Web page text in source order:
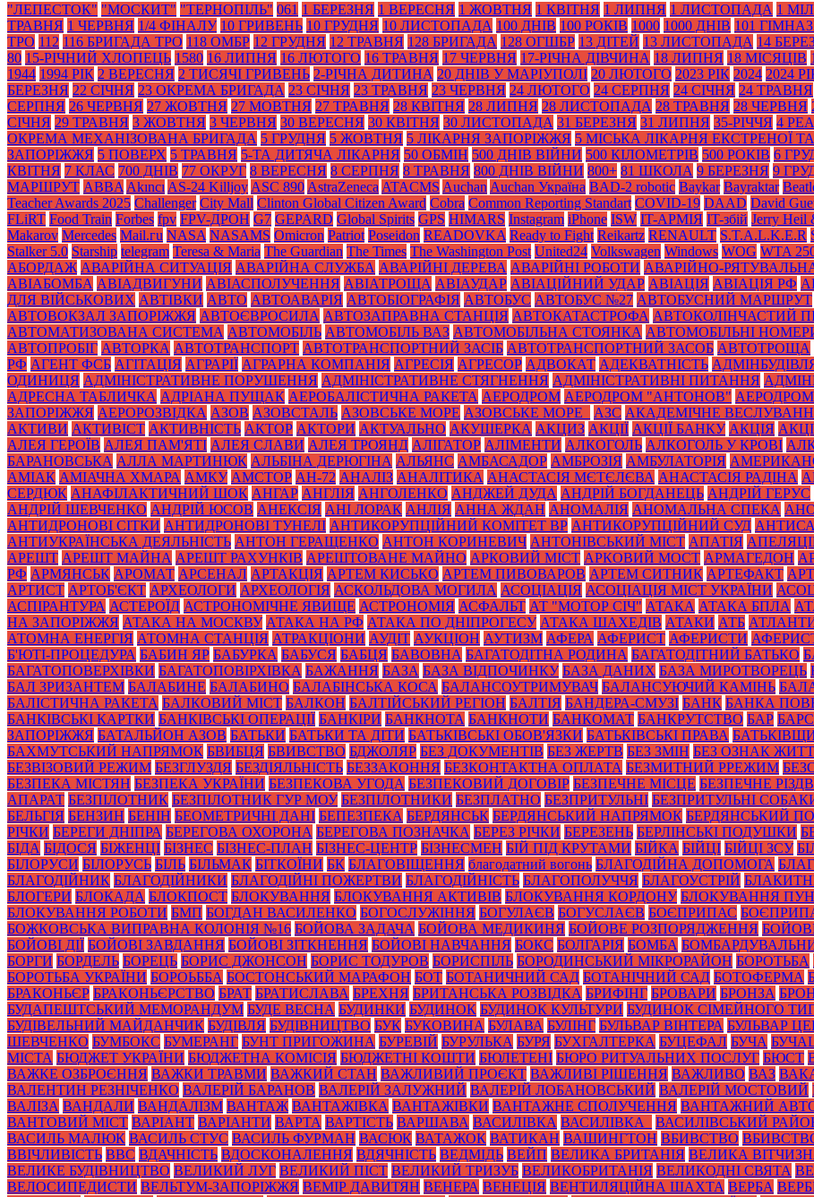
"ЛЕПЕСТОК" "МОСКИТ" "ТЕРНОПІЛЬ" 061 1 БЕРЕЗНЯ 1 ВЕРЕСНЯ 1 ЖОВТНЯ 1 КВІТНЯ 1 ЛИПНЯ 1 ЛИСТОПАДА 1
ТРАВНЯ 1 ЧЕРВНЯ 1/4 ФІНАЛУ 10 ГРИВЕНЬ 10 ГРУДНЯ 10 ЛИСТОПАДА 100 ДНІВ 100 РОКІВ 1000 1000 ДНІВ 101
ТРО 112 116 БРИГАДА ТРО 118 ОМБР 12 ГРУДНЯ 12 ТРАВНЯ 128 БРИГАДА 128 ОГШБР 13 ДІТЕЙ 13 ЛИСТОПАДА 14
80 15-РІЧНИЙ ХЛОПЕЦЬ 1580 16 ЛИПНЯ 16 ЛЮТОГО 16 ТРАВНЯ 17 ЧЕРВНЯ 17-РІЧНА ДІВЧИНА 18 ЛИПНЯ 18 МІСЯЦІВ
1944 1994 РІК 2 ВЕРЕСНЯ 2 ТИСЯЧІ ГРИВЕНЬ 2-РІЧНА ДИТИНА 20 ДНІВ У МАРІУПОЛІ 20 ЛЮТОГО 2023 РІК 2024 2024
БЕРЕЗНЯ 22 СІЧНЯ 23 ОКРЕМА БРИГАДА 23 СІЧНЯ 23 ТРАВНЯ 23 ЧЕРВНЯ 24 ЛЮТОГО 24 СЕРПНЯ 24 СІЧНЯ 24 ТРАВНЯ
СЕРПНЯ 26 ЧЕРВНЯ 27 ЖОВТНЯ 27 МОВТНЯ 27 ТРАВНЯ 28 КВІТНЯ 28 ЛИПНЯ 28 ЛИСТОПАДА 28 ТРАВНЯ 28 ЧЕРВНЯ
СІЧНЯ 29 ТРАВНЯ 3 ЖОВТНЯ 3 ЧЕРВНЯ 30 ВЕРЕСНЯ 30 КВІТНЯ 30 ЛИСТОПАДА 31 БЕРЕЗНЯ 31 ЛИПНЯ 35-РІЧЧЯ 4
ОКРЕМА МЕХАНІЗОВАНА БРИГАДА 5 ГРУДНЯ 5 ЖОВТНЯ 5 ЛІКАРНЯ ЗАПОРІЖЖЯ 5 МІСЬКА ЛІКАРНЯ ЕКСТРЕНОЇ
ЗАПОРІЖЖЯ 5 ПОВЕРХ 5 ТРАВНЯ 5-ТА ДИТЯЧА ЛІКАРНЯ 50 ОБМІН 500 ДНІВ ВІЙНИ 500 КІЛОМЕТРІВ 500 РОКІВ 6
КВІТНЯ 7 КЛАС 700 ДНІВ 77 ОКРУГ 8 ВЕРЕСНЯ 8 СЕРПНЯ 8 ТРАВНЯ 800 ДНІВ ВІЙНИ 800+ 81 ШКОЛА 9 БЕРЕЗНЯ 9
МАРШРУТ ABBA Akıncı AS-24 Killjoy ASC 890 AstraZeneca ATACMS Auchan Auchan Україна BAD-2 robotic Baykar Bayraktar
Teacher Awards 2025 Challenger City Mall Clinton Global Citizen Award Cobra Common Reporting Standart COVID-19 DAAD David
FLiRT Food Train Forbes fpv FPV-ДРОН G7 GEPARD Global Spirits GPS HIMARS Instagram iPhone ISW IT-АРМІЯ IT-збій Jerry Heil
Makarov Mercedes Mаil.гu NASA NASAMS Omicron Patriot Poseidon READOVKA Ready to Fight Reikartz RENAULT S.T.A.L.K.E.R
Stalker 5.0 Starship telegram Teresa & Maria The Guardian The Times The Washington Post United24 Volkswagen Windows WOG WTA
АБОРДАЖ АВАРІЙНА СИТУАЦІЯ АВАРІЙНА СЛУЖБА АВАРІЙНІ ДЕРЕВА АВАРІЙНІ РОБОТИ АВАРІЙНО-
АВІАБОМБА АВІАДВИГУНИ АВІАСПОЛУЧЕННЯ АВІАТРОЩА АВІАУДАР АВІАЦІЙНИЙ УДАР АВІАЦІЯ АВІАЦІЯ РФ
ДЛЯ ВІЙСЬКОВИХ АВТІВКИ АВТО АВТОАВАРІЯ АВТОБІОГРАФІЯ АВТОБУС АВТОБУС №27 АВТОБУСНИЙ МАРШРУТ
АВТОВОКЗАЛ ЗАПОРІЖЖЯ АВТОЄВРОСИЛА АВТОЗАПРАВНА СТАНЦІЯ АВТОКАТАСТРОФА АВТОКОЛІНЧАСТИЙ
АВТОМАТИЗОВАНА СИСТЕМА АВТОМОБІЛЬ АВТОМОБІЛЬ ВАЗ АВТОМОБІЛЬНА СТОЯНКА АВТОМОБІЛЬНІ
АВТОПРОБІГ АВТОРКА АВТОТРАНСПОРТ АВТОТРАНСПОРТНИЙ ЗАСІБ АВТОТРАНСПОРТНИЙ ЗАСОБ АВТОТРОЩА
РФ АГЕНТ ФСБ АГІТАЦІЯ АГРАРІЇ АГРАРНА КОМПАНІЯ АГРЕСІЯ АГРЕСОР АДВОКАТ АДЕКВАТНІСТЬ
ОДИНИЦЯ АДМІНІСТРАТИВНЕ ПОРУШЕННЯ АДМІНІСТРАТИВНЕ СТЯГНЕННЯ АДМІНІСТРАТИВНІ ПИТАННЯ
АДРЕСНА ТАБЛИЧКА АДРІАНА ПУЩАК АЕРОБАЛІСТИЧНА РАКЕТА АЕРОДРОМ АЕРОДРОМ "АНТОНОВ" АЕРОДРОМ
ЗАПОРІЖЖЯ АЕРОРОЗВІДКА АЗОВ АЗОВСТАЛЬ АЗОВСЬКЕ МОРЕ АЗОВСЬКЕ МОРЕ_ АЗС АКАДЕМІЧНЕ
АКТИВИ АКТИВІСТ АКТИВНІСТЬ АКТОР АКТОРИ АКТУАЛЬНО АКУШЕРКА АКЦИЗ АКЦІЇ АКЦІЇ БАНКУ АКЦІЯ
АЛЕЯ ГЕРОЇВ АЛЕЯ ПАМ'ЯТІ АЛЕЯ СЛАВИ АЛЕЯ ТРОЯНД АЛІГАТОР АЛІМЕНТИ АЛКОГОЛЬ АЛКОГОЛЬ У КРОВІ
БАРАНОВСЬКА АЛЛА МАРТИНЮК АЛЬБІНА ДЕРЮГІНА АЛЬЯНС АМБАСАДОР АМБРОЗІЯ АМБУЛАТОРІЯ
АМІАК АМІАЧНА ХМАРА АМКУ АМСТОР АН-72 АНАЛІЗ АНАЛІТИКА АНАСТАСІЯ МЄТЄЛЄВА АНАСТАСІЯ РАДІНА
СЕРДЮК АНАФІЛАКТИЧНИЙ ШОК АНГАР АНГЛІЯ АНГОЛЕНКО АНДЖЕЙ ДУДА АНДРІЙ БОГДАНЕЦЬ АНДРІЙ ГЕРУС
АНДРІЙ ШЕВЧЕНКО АНДРІЙ ЮСОВ АНЕКСІЯ АНІ ЛОРАК АНЛІЯ АННА ЖДАН АНОМАЛІЯ АНОМАЛЬНА СПЕКА
АНТИДРОНОВІ СІТКИ АНТИДРОНОВІ ТУНЕЛІ АНТИКОРУПЦІЙНИЙ КОМІТЕТ ВР АНТИКОРУПЦІЙНИЙ СУД
АНТИУКРАЇНСЬКА ДЕЯЛЬНІСТЬ АНТОН ГЕРАЩЕНКО АНТОН КОРИНЕВИЧ АНТОНІВСЬКИЙ МІСТ АПАТІЯ
АРЕШТ АРЕШТ МАЙНА АРЕШТ РАХУНКІВ АРЕШТОВАНЕ МАЙНО АРКОВИЙ МІСТ АРКОВИЙ МОСТ АРМАГЕДОН
РФ АРМЯНСЬК АРОМАТ АРСЕНАЛ АРТАКЦІЯ АРТЕМ КИСЬКО АРТЕМ ПИВОВАРОВ АРТЕМ СИТНИК АРТЕФАКТ
АРТИСТ АРТОБ'ЄКТ АРХЕОЛОГИ АРХЕОЛОГІЯ АСКОЛЬДОВА МОГИЛА АСОЦІАЦІЯ АСОЦІАЦІЯ МІСТ УКРАЇНИ
АСПІРАНТУРА АСТЕРОЇД АСТРОНОМІЧНЕ ЯВИЩЕ АСТРОНОМІЯ АСФАЛЬТ АТ "МОТОР СІЧ" АТАКА АТАКА БПЛА
НА ЗАПОРІЖЖЯ АТАКА НА МОСКВУ АТАКА НА РФ АТАКА ПО ДНІПРОГЕСУ АТАКА ШАХЕДІВ АТАКИ АТБ
АТОМНА ЕНЕРГІЯ АТОМНА СТАНЦІЯ АТРАКЦІОНИ АУДІТ АУКЦІОН АУТИЗМ АФЕРА АФЕРИСТ АФЕРИСТИ
Б'ЮТІ-ПРОЦЕДУРА БАБИН ЯР БАБУРКА БАБУСЯ БАБЦЯ БАВОВНА БАГАТОДІТНА РОДИНА БАГАТОДІТНИЙ БАТЬКО
БАГАТОПОВЕРХІВКИ БАГАТОПОВІРХІВКА БАЖАННЯ БАЗА БАЗА ВІДПОЧИНКУ БАЗА ДАНИХ БАЗА МИРОТВОРЕЦЬ
БАЛ ЗРИЗАНТЕМ БАЛАБИНЕ БАЛАБИНО БАЛАБІНСЬКА КОСА БАЛАНСОУТРИМУВАЧ БАЛАНСУЮЧИЙ КАМІНЬ
БАЛІСТИЧНА РАКЕТА БАЛКОВИЙ МІСТ БАЛКОН БАЛТІЙСЬКИЙ РЕГІОН БАЛТІЯ БАНДЕРА-СМУЗІ БАНК БАНКА
БАНКІВСЬКІ КАРТКИ БАНКІВСЬКІ ОПЕРАЦІЇ БАНКІРИ БАНКНОТА БАНКНОТИ БАНКОМАТ БАНКРУТСТВО БАР
ЗАПОРІЖЖЯ БАТАЛЬЙОН АЗОВ БАТЬКИ БАТЬКИ ТА ДІТИ БАТЬКІВСЬКІ ОБОВ'ЯЗКИ БАТЬКІВСЬКІ ПРАВА
БАХМУТСЬКИЙ НАПРЯМОК БВИБЦЯ БВИВСТВО БДЖОЛЯР БЕЗ ДОКУМЕНТІВ БЕЗ ЖЕРТВ БЕЗ ЗМІН БЕЗ ОЗНАК
БЕЗВІЗОВИЙ РЕЖИМ БЕЗГЛУЗДЯ БЕЗДІЯЛЬНІСТЬ БЕЗЗАКОННЯ БЕЗКОНТАКТНА ОПЛАТА БЕЗМИТНИЙ РРЕЖИМ
БЕЗПЕКА МІСТЯН БЕЗПЕКА УКРАЇНИ БЕЗПЕКОВА УГОДА БЕЗПЕКОВИЙ ДОГОВІР БЕЗПЕЧНЕ МІСЦЕ БЕЗПЕЧНЕ
АПАРАТ БЕЗПІЛОТНИК БЕЗПІЛОТНИК ГУР МОУ БЕЗПІЛОТНИКИ БЕЗПЛАТНО БЕЗПРИТУЛЬНІ БЕЗПРИТУЛЬНІ
БЕЛЬГІЯ БЕНЗИН БЕНІН БЕОМЕТРИЧНІ ДАНІ БЕПЕЗПЕКА БЕРДЯНСЬК БЕРДЯНСЬКИЙ НАПРЯМОК БЕРДЯНСЬКИЙ
РІЧКИ БЕРЕГИ ДНІПРА БЕРЕГОВА ОХОРОНА БЕРЕГОВА ПОЗНАЧКА БЕРЕЗ РІЧКИ БЕРЕЗЕНЬ БЕРЛІНСЬКІ ПОДУШКИ
БІДА БІДОСЯ БІЖЕНЦІ БІЗНЕС БІЗНЕС-ПЛАН БІЗНЕС-ЦЕНТР БІЗНЕСМЕН БІЙ ПІД КРУТАМИ БІЙКА БІЙЦІ БІЙЦІ ЗСУ
БІЛОРУСИ БІЛОРУСЬ БІЛЬ БІЛЬМАК БІТКОЇНИ БК БЛАГОВІЩЕННЯ благодатний вогонь БЛАГОДІЙНА ДОПОМОГА
БЛАГОДІЙНИК БЛАГОДІЙНИКИ БЛАГОДІЙНІ ПОЖЕРТВИ БЛАГОДІЙНІСТЬ БЛАГОПОЛУЧЧЯ БЛАГОУСТРІЙ
БЛОГЕРИ БЛОКАДА БЛОКПОСТ БЛОКУВАННЯ БЛОКУВАННЯ АКТИВІВ БЛОКУВАННЯ КОРДОНУ БЛОКУВАННЯ
БЛОКУВАННЯ РОБОТИ БМП БОГДАН ВАСИЛЕНКО БОГОСЛУЖІННЯ БОГУЛАЄВ БОГУСЛАЄВ БОЄПРИПАС
БОЖКОВСЬКА ВИПРАВНА КОЛОНІЯ №16 БОЙОВА ЗАДАЧА БОЙОВА МЕДИКИНЯ БОЙОВЕ РОЗПОРЯДЖЕННЯ
БОЙОВІ ДІЇ БОЙОВІ ЗАВДАННЯ БОЙОВІ ЗІТКНЕННЯ БОЙОВІ НАВЧАННЯ БОКС БОЛГАРІЯ БОМБА
БОРГИ БОРДЕЛЬ БОРЕЦЬ БОРИС ДЖОНСОН БОРИС ТОДУРОВ БОРИСПІЛЬ БОРОДИНСЬКИЙ МІКРОРАЙОН БОРОТЬБА
БОРОТЬБА УКРАЇНИ БОРОЬББА БОСТОНСЬКИЙ МАРАФОН БОТ БОТАНИЧНИЙ САД БОТАНІЧНИЙ САД БОТОФЕРМА
БРАКОНЬЄР БРАКОНЬЄРСТВО БРАТ БРАТИСЛАВА БРЕХНЯ БРИТАНСЬКА РОЗВІДКА БРИФІНГ БРОВАРИ БРОНЗА
БУДАПЕШТСЬКИЙ МЕМОРАНДУМ БУДЕ ВЕСНА БУДИНКИ БУДИНОК БУДИНОК КУЛЬТУРИ БУДИНОК СІМЕЙНОГО
БУДІВЕЛЬНИЙ МАЙДАНЧИК БУДІВЛЯ БУДІВНИЦТВО БУК БУКОВИНА БУЛАВА БУЛІНГ БУЛЬВАР ВІНТЕРА БУЛЬВАР
ШЕВЧЕНКО БУМБОКС БУМЕРАНГ БУНТ ПРИГОЖИНА БУРЕВІЙ БУРУЛЬКА БУРЯ БУХГАЛТЕРКА БУЦЕФАЛ БУЧА
МІСТА БЮДЖЕТ УКРАЇНИ БЮДЖЕТНА КОМІСІЯ БЮДЖЕТНІ КОШТИ БЮЛЕТЕНІ БЮРО РИТУАЛЬНИХ ПОСЛУГ БЮСТ
ВАЖКЕ ОЗБРОЄННЯ ВАЖКИ ТРАВМИ ВАЖКИЙ СТАН ВАЖЛИВИЙ ПРОЄКТ ВАЖЛИВІ РІШЕННЯ ВАЖЛИВО ВАЗ
ВАЛЕНТИН РЕЗНІЧЕНКО ВАЛЕРІЙ БАРАНОВ ВАЛЕРІЙ ЗАЛУЖНИЙ ВАЛЕРІЙ ЛОБАНОВСЬКИЙ ВАЛЕРІЙ МОСТОВИЙ
ВАЛІЗА ВАНДАЛИ ВАНДАЛІЗМ ВАНТАЖ ВАНТАЖІВКА ВАНТАЖІВКИ ВАНТАЖНЕ СПОЛУЧЕННЯ ВАНТАЖНИЙ
ВАНТОВИЙ МІСТ ВАРІАНТ ВАРІАНТИ ВАРТА ВАРТІСТЬ ВАРШАВА ВАСИЛІВКА ВАСИЛІВКА_ ВАСИЛІВСЬКИЙ
ВАСИЛЬ МАЛЮК ВАСИЛЬ СТУС ВАСИЛЬ ФУРМАН ВАСЮК ВАТАЖОК ВАТИКАН ВАШИНГТОН ВБИВСТВО
ВВІЧЛИВІСТЬ ВВС ВДАЧНІСТЬ ВДОСКОНАЛЕННЯ ВДЯЧНІСТЬ ВЕДМІДЬ ВЕЙП ВЕЛИКА БРИТАНІЯ ВЕЛИКА
ВЕЛИКЕ БУДІВНИЦТВО ВЕЛИКИЙ ЛУГ ВЕЛИКИЙ ПІСТ ВЕЛИКИЙ ТРИЗУБ ВЕЛИКОБРИТАНІЯ ВЕЛИКОДНІ СВЯТА
ВЕЛОСИПЕДИСТИ ВЕЛЬТУМ-ЗАПОРІЖЖЯ ВЕМІР ДАВИТЯН ВЕНЕРА ВЕНЕЦІЯ ВЕНТИЛЯЦІЙНА ШАХТА ВЕРБА